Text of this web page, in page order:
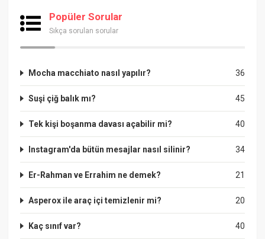
Popüler Sorular
Sıkça sorulan sorular
36
Mocha macchiato nasıl yapılır?
45
Suşi çiğ balık mı?
40
Tek kişi boşanma davası açabilir mi?
34
Instagram'da bütün mesajlar nasıl silinir?
21
Er-Rahman ve Errahim ne demek?
20
Asperox ile araç içi temizlenir mi?
40
Kaç sınıf var?